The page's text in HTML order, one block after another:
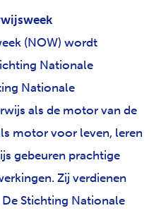
(NOW) wordt
Nationale
Nationale
als de motor van de
motor voor leven, leren
gebeuren prachtige
Zij verdienen
Stichting Nationale